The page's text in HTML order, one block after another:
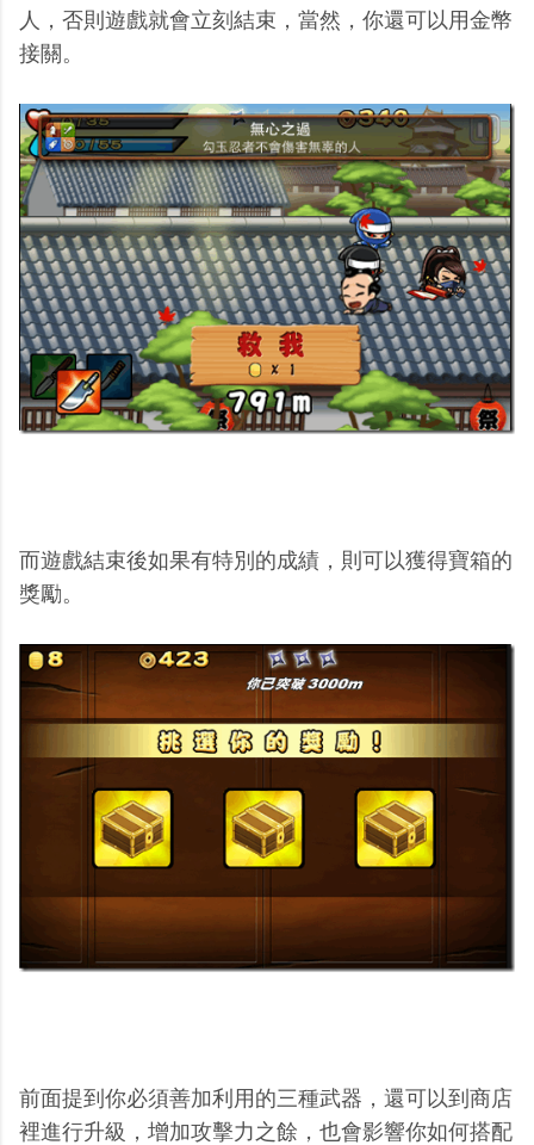
人，否則遊戲就會立刻結束，當然，你還可以用金幣
接關。
而遊戲結束後如果有特別的成績，則可以獲得寶箱的
獎勵。
前面提到你必須善加利用的三種武器，還可以到商店
裡進行升級，增加攻擊力之餘，也會影響你如何搭配